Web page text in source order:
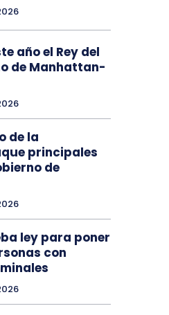
año el Rey del
de Manhattan-
de la
principales
de
ley para poner
con